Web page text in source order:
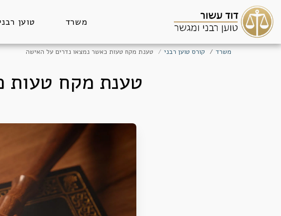
משרד טוען
משרד קורס טוען רבני טענת מקח טעות כאשר נמצאו נדרים על האישה
טענת מקח טעות